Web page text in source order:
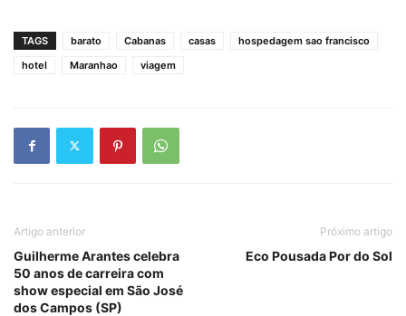
TAGS barato Cabanas casas
hospedagem sao francisco
hotel
Maranhao viagem
Artigo anterior
Guilherme Arantes celebra
50 anos de carreira com
show especial em São José
dos Campos (SP)
Próximo artigo
Eco Pousada Por do Sol